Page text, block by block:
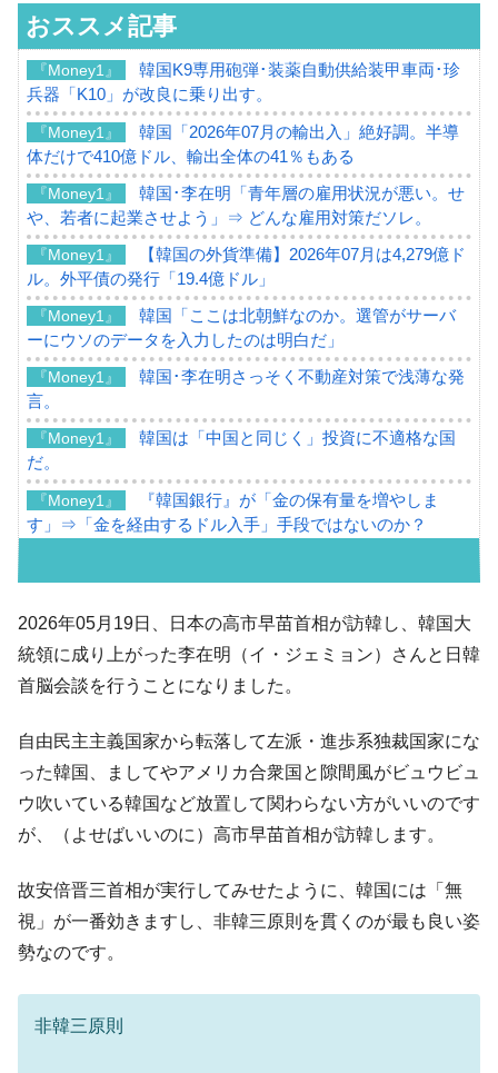
おススメ記事
『Money1』
韓国K9専用砲弾･装薬自動供給装甲車両･珍
兵器「K10」が改良に乗り出す。
『Money1』
韓国「2026年07月の輸出入」絶好調。半導
体だけで410億ドル、輸出全体の41％もある
『Money1』
韓国･李在明「青年層の雇用状況が悪い。せ
や、若者に起業させよう」⇒ どんな雇用対策だソレ。
『Money1』
【韓国の外貨準備】2026年07月は4,279億ド
ル。外平債の発行「19.4億ドル」
『Money1』
韓国「ここは北朝鮮なのか。選管がサーバ
ーにウソのデータを入力したのは明白だ」
『Money1』
韓国･李在明さっそく不動産対策で浅薄な発
言。
『Money1』
韓国は「中国と同じく」投資に不適格な国
だ。
『Money1』
『韓国銀行』が「金の保有量を増やしま
す」⇒「金を経由するドル入手」手段ではないのか？
ル」まで拡大 ⇒ 海外資金の動きに強く左右される状態
『Money1』
韓国･帰ってきた李在明。李在明を支持しな
い「50.5％」に上昇
『Money1』
韓国大統領府ボンクラ政策室長が告発され
断
『Money1』
韓国･警察職員が「丸刈りになって抗議活
動」
『Money1』
中国だけが鉄鋼輸出を異常増加させる ⇒ 中
『Money1』
韓国製造業「半導体絶好調」のウラで他業
種は全般的「不調」⇒ PSIが示す現況は決して良くない。
『Money1』
『Money1』
2026年05月19日、日本の高市早苗首相が訪韓し、韓国大
統領に成り上がった李在明（イ・ジェミョン）さんと日韓
首脳会談を行うことになりました。
自由民主主義国家から転落して左派・進歩系独裁国家にな
った韓国、ましてやアメリカ合衆国と隙間風がビュウビュ
ウ吹いている韓国など放置して関わらない方がいいのです
が、（よせばいいのに）高市早苗首相が訪韓します。
故安倍晋三首相が実行してみせたように、韓国には「無
視」が一番効きますし、非韓三原則を貫くのが最も良い姿
勢なのです。
非韓三原則